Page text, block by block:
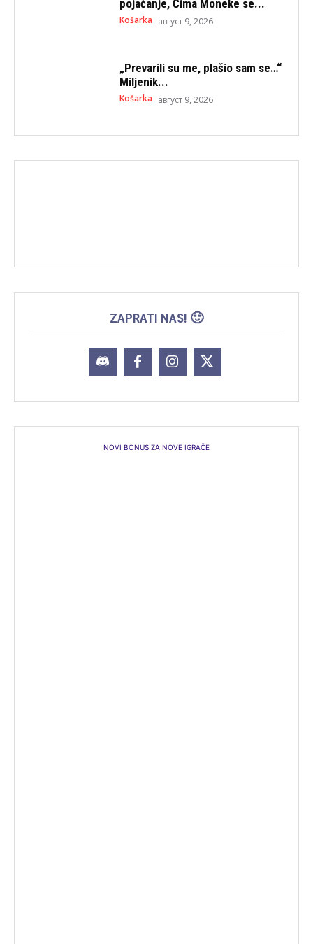
pojačanje, Čima Moneke se...
Košarka август 9, 2026
„Prevarili su me, plašio sam se…“
Miljenik...
Košarka август 9, 2026
ZAPRATI NAS! 🙂
NOVI BONUS ZA NOVE IGRAČE